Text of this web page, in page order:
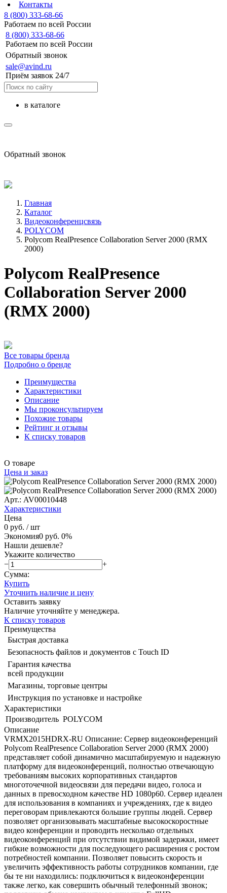
Контакты
8 (800) 333-68-66
Работаем по всей России
8 (800) 333-68-66
Работаем по всей России
Обратный звонок
sale@avind.ru
Приём заявок 24/7
в каталоге
Обратный звонок
Главная
Каталог
Видеоконференцсвязь
POLYCOM
Polycom RealPresence Collaboration Server 2000 (RMX
2000)
Polycom RealPresence
Collaboration Server 2000
(RMX 2000)
Все товары бренда
Подробно о бренде
Преимущества
Характеристики
Описание
Мы проконсультируем
Похожие товары
Рейтинг и отзывы
К списку товаров
О товаре
Цена и заказ
Арт.: AV00010448
Характеристики
Цена
0 руб. / шт
Экономия0 руб. 0%
Нашли дешевле?
Укажите количество
−
+
Сумма:
Купить
Уточнить наличие и цену
Оставить заявку
Наличие уточняйте у менеджера.
К списку товаров
Преимущества
Быстрая доставка
Безопасность файлов и документов с Touch ID
Гарантия качества
всей продукции
Магазины, торговые центры
Инструкция по установке и настройке
Характеристики
Производитель POLYCOM
Описание
VRMX2015HDRX-RU Описание: Сервер видеоконференций
Polycom RealPresence Collaboration Server 2000 (RMX 2000)
представляет собой динамично масштабируемую и надежную
платформу для видеоконференций, полностью отвечающую
требованиям высоких корпоративных стандартов
многоточечной видеосвязи для передачи видео, голоса и
данных в превосходном качестве HD 1080p60. Сервер идеален
для использования в компаниях и учреждениях, где к видео
переговорам привлекаются большие группы людей. Сервер
позволяет организовывать масштабные высокоскоростные
видео конференции и проводить несколько отдельных
видеоконференций при отсутствии видимой задержки, имеет
гибкие возможности для последующего расширения с ростом
потребностей компании. Позволяет повысить скорость и
увеличить эффективность работы сотрудников компании, где
бы те ни находились: подключиться к видеоконференции
также легко, как совершить обычный телефонный звонок;